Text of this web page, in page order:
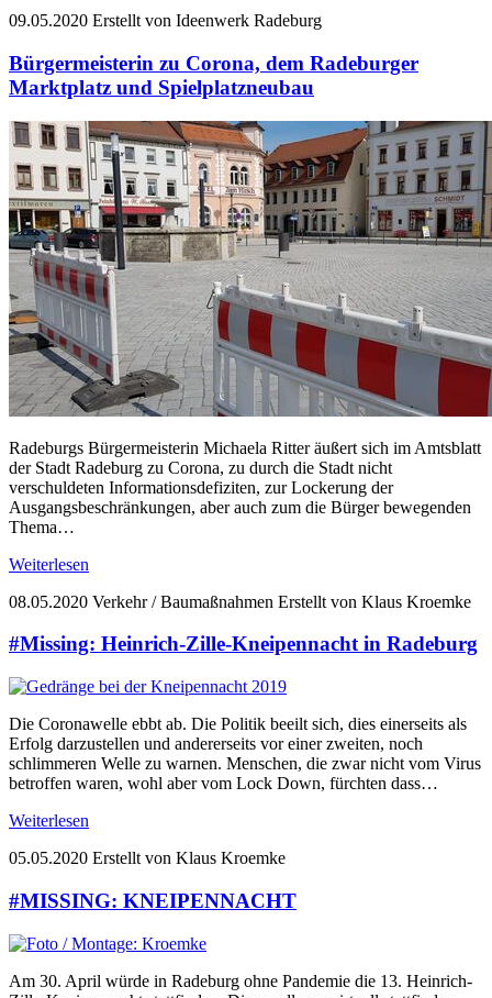
09.05.2020 Erstellt von Ideenwerk Radeburg
Bürgermeisterin zu Corona, dem Radeburger
Marktplatz und Spielplatzneubau
Radeburgs Bürgermeisterin Michaela Ritter äußert sich im Amtsblatt
der Stadt Radeburg zu Corona, zu durch die Stadt nicht
verschuldeten Informationsdefiziten, zur Lockerung der
Ausgangsbeschränkungen, aber auch zum die Bürger bewegenden
Thema…
Weiterlesen
08.05.2020 Verkehr / Baumaßnahmen Erstellt von Klaus Kroemke
#Missing: Heinrich-Zille-Kneipennacht in Radeburg
Die Coronawelle ebbt ab. Die Politik beeilt sich, dies einerseits als
Erfolg darzustellen und andererseits vor einer zweiten, noch
schlimmeren Welle zu warnen. Menschen, die zwar nicht vom Virus
betroffen waren, wohl aber vom Lock Down, fürchten dass…
Weiterlesen
05.05.2020 Erstellt von Klaus Kroemke
#MISSING: KNEIPENNACHT
Am 30. April würde in Radeburg ohne Pandemie die 13. Heinrich-